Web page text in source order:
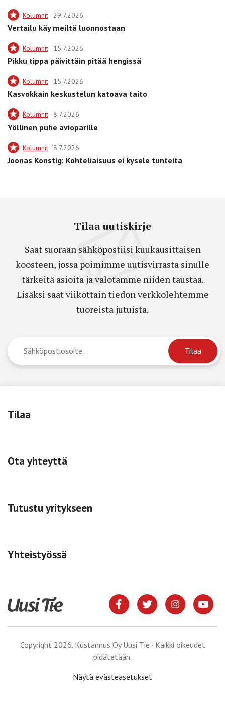
Kolumnit 29.7.2026
Vertailu käy meiltä luonnostaan
Kolumnit 15.7.2026
Pikku tippa päivittäin pitää hengissä
Kolumnit 15.7.2026
Kasvokkain keskustelun katoava taito
Kolumnit 8.7.2026
Yöllinen puhe avioparille
Kolumnit 8.7.2026
Joonas Konstig: Kohteliaisuus ei kysele tunteita
Tilaa uutiskirje
Saat suoraan sähköpostiisi kuukausittaisen
koosteen, jossa poimimme uutisvirrasta sinulle
tärkeitä asioita ja valotamme niiden taustaa.
Lisäksi saat viikottain tiedon verkkolehtemme
tuoreista jutuista.
Tilaa
Ota yhteyttä
Tutustu yritykseen
Yhteistyössä
Copyright 2026. Kustannus Oy Uusi Tie · Kaikki oikeudet
pidätetään.
Näytä evästeasetukset